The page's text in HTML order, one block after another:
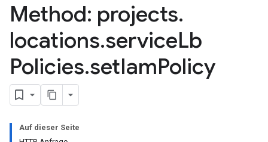
Method: projects.
locations.serviceLb
Policies.setIamPolicy
Auf dieser Seite